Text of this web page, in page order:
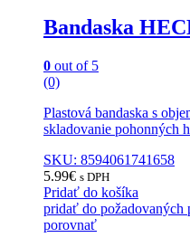
Bandaska
0 out of 5
(0)
Plastová bandaska s
skladovanie pohonných
SKU: 8594061741658
5.99€ s DPH
Pridať do košíka
pridať do požadovaných
porovnať